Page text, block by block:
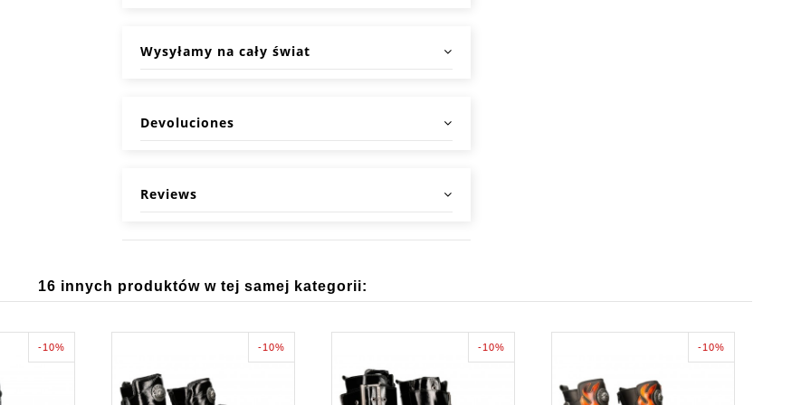
Wysyłamy na cały świat
Devoluciones
Reviews
16 innych produktów w tej samej kategorii:
-10% -10% -10% -10%